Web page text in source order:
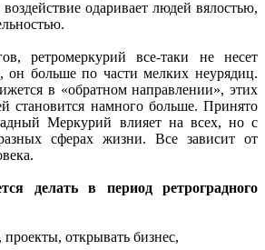
одаривает людей вялостью,
ретромеркурий все-таки не несет
он больше по части мелких неурядиц.
в «обратном направлении», этих
становится намного больше. Принято
Меркурий влияет на всех, но с
сферах жизни. Все зависит от
делать в период ретроградного
открывать бизнес,